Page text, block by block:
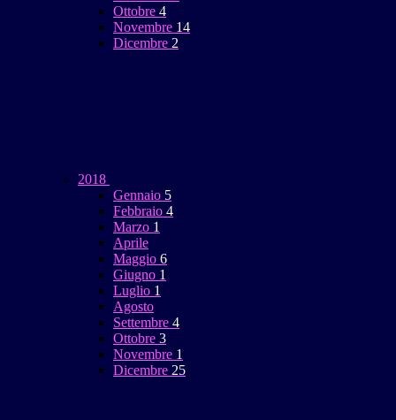
Ottobre 4
Novembre 14
Dicembre 2
2018
Gennaio 5
Febbraio 4
Marzo 1
Aprile
Maggio 6
Giugno 1
Luglio 1
Agosto
Settembre 4
Ottobre 3
Novembre 1
Dicembre 25